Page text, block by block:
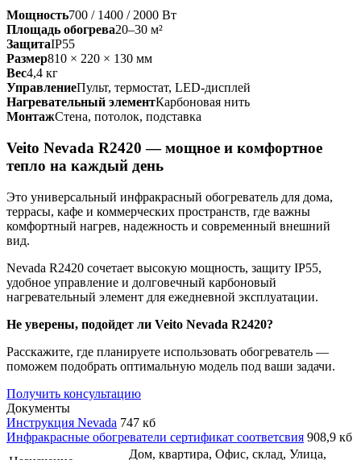
Мощность700 / 1400 / 2000 Вт
Площадь обогрева20–30 м²
ЗащитаIP55
Размер810 × 220 × 130 мм
Вес4,4 кг
УправлениеПульт, термостат, LED-дисплей
Нагревательный элементКарбоновая нить
МонтажСтена, потолок, подставка
Veito Nevada R2420 — мощное и комфортное
тепло на каждый день
Это универсальный инфракрасный обогреватель для дома,
террасы, кафе и коммерческих пространств, где важны
комфортный нагрев, надежность и современный внешний
вид.
Nevada R2420 сочетает высокую мощность, защиту IP55,
удобное управление и долговечный карбоновый
нагревательный элемент для ежедневной эксплуатации.
Не уверены, подойдет ли Veito Nevada R2420?
Расскажите, где планируете использовать обогреватель —
поможем подобрать оптимальную модель под ваши задачи.
Получить консультацию
Документы
Инструкция Nevada 747 кб
Инфракрасные обогреватели сертификат соответсвия 908,9 кб
Дом, квартира, Офис, склад, Улица,